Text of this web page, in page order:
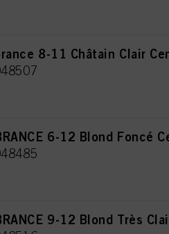
8-11 Châtain Clair
6-12 Blond Foncé
9-12 Blond Très